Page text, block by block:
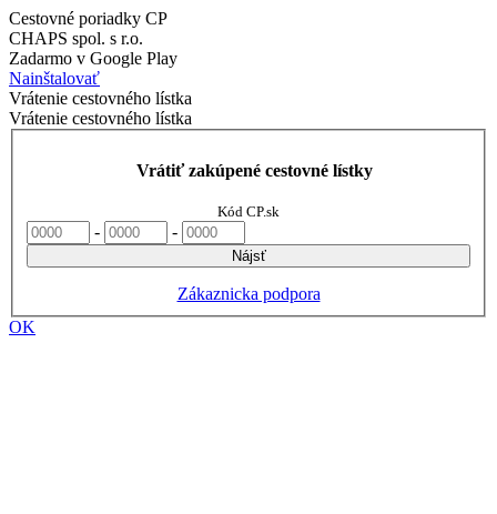
Cestovné poriadky CP
CHAPS spol. s r.o.
Zadarmo v Google Play
Nainštalovať
Vrátenie cestovného lístka
Vrátenie cestovného lístka
Vrátiť zakúpené cestovné lístky
Kód CP.sk
- -
Nájsť
Zákaznicka podpora
OK